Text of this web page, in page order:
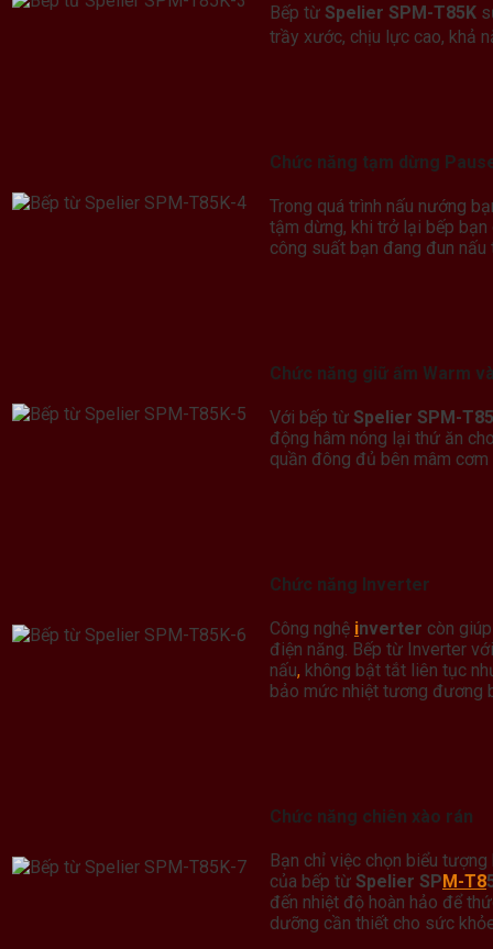
Bếp từ Spelier SPM-T85K
trầy xước, chịu lực cao, khả
Chức năng tạm dừng
Trong quá trình nấu nướng
tậm dừng, khi trở lại bếp
công suất bạn đang đun
Chức năng giữ ấm Warm
Với bếp từ Spelier SPM-
động hâm nóng lại thứ ăn
quần đông đủ bên mâm
Chức năng Inverter
Công nghệ inverter còn
điện năng. Bếp từ Inverter
nấu, không bật tắt liên tục
bảo mức nhiệt tương đương
Chức năng chiên xào rán
Bạn chỉ việc chọn biểu
của bếp từ Spelier SP M-T8
đến nhiệt độ hoàn hảo để
dưỡng cần thiết cho sức